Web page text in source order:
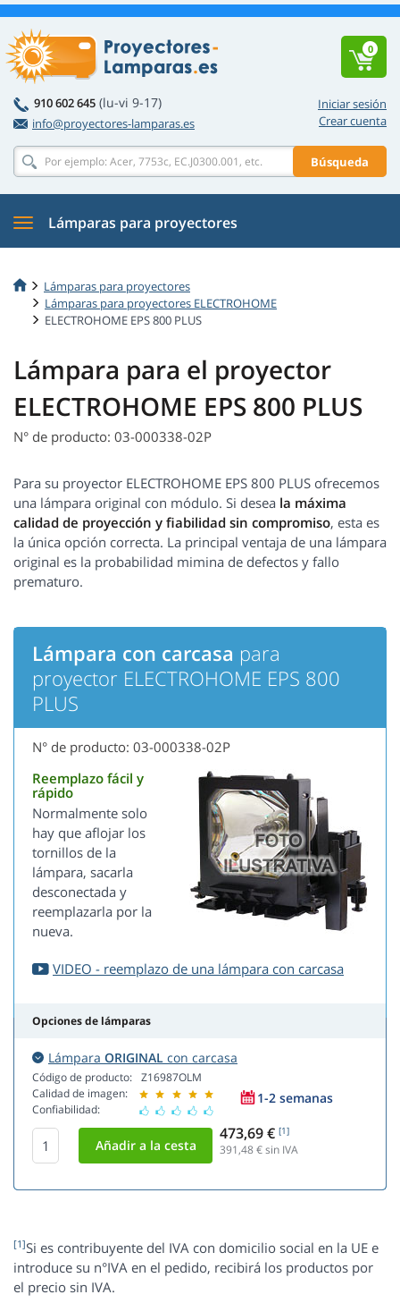
Iniciar sesión
Crear cuenta
910 602 645 (lu-vi 9-17)
info@proyectores-lamparas.es
Búsqueda
0
Lámparas para proyectores
Lámparas para proyectores
Lámparas para proyectores ELECTROHOME
ELECTROHOME EPS 800 PLUS
Lámpara para el proyector
ELECTROHOME EPS 800 PLUS
N° de producto: 03-000338-02P
Para su proyector ELECTROHOME EPS 800 PLUS ofrecemos
una lámpara original con módulo. Si desea la máxima
calidad de proyección y fiabilidad sin compromiso, esta es
la única opción correcta. La principal ventaja de una lámpara
original es la probabilidad mimina de defectos y fallo
prematuro.
Lámpara con carcasa para
proyector ELECTROHOME EPS 800
PLUS
N° de producto: 03-000338-02P
Reemplazo fácil y
rápido
Normalmente solo
hay que aflojar los
tornillos de la
lámpara, sacarla
desconectada y
reemplazarla por la
nueva.
VIDEO - reemplazo de una lámpara con carcasa
Opciones de lámparas
Lámpara ORIGINAL con carcasa
Código de producto:
Calidad de imagen:
Confiabilidad:
Z16987OLM
1-2 semanas
473,69 € [1]
391,48€ sin IVA
[1]Si es contribuyente del IVA con domicilio social en la UE e
introduce su n°IVA en el pedido, recibirá los productos por
el precio sin IVA.